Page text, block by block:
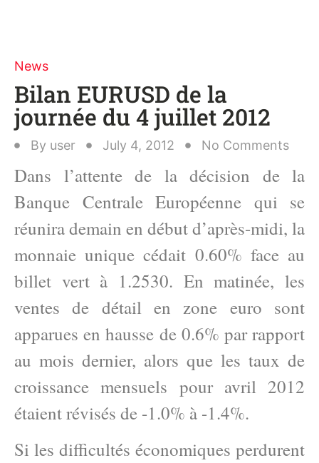
News
Bilan EURUSD de la
journée du 4 juillet 2012
By user July 4, 2012 No Comments
Dans l’attente de la décision de la
Banque Centrale Européenne qui se
réunira demain en début d’après-midi, la
monnaie unique cédait 0.60% face au
billet vert à 1.2530. En matinée, les
ventes de détail en zone euro sont
apparues en hausse de 0.6% par rapport
au mois dernier, alors que les taux de
croissance mensuels pour avril 2012
étaient révisés de -1.0% à -1.4%.
Si les difficultés économiques perdurent